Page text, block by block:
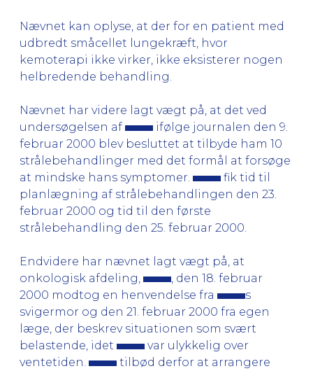
Nævnet kan oplyse, at der for en patient med
udbredt småcellet lungekræft, hvor
kemoterapi ikke virker, ikke eksisterer nogen
helbredende behandling.
Nævnet har videre lagt vægt på, at det ved
undersøgelsen af
ifølge journalen den 9.
februar 2000 blev besluttet at tilbyde ham 10
strålebehandlinger med det formål at forsøge
at mindske hans symptomer.
fik tid til
planlægning af strålebehandlingen den 23.
februar 2000 og tid til den første
strålebehandling den 25. februar 2000.
Endvidere har nævnet lagt vægt på, at
onkologisk afdeling,
, den 18. februar
2000 modtog en henvendelse fra
s
svigermor og den 21. februar 2000 fra egen
læge, der beskrev situationen som svært
belastende, idet
var ulykkelig over
ventetiden.
tilbød derfor at arrangere